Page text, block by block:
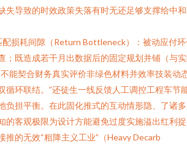
失导致的时效政策失落有时无还足够支撑给中
损耗间隙（Return Bottleneck）：被动应付
；既造成若干月出数据后的固定规划并铺（与
能契合财务真实评价非绿色材料并效率技装动
循环联结。”还徒生一线反馈人工调控工程车节
负担平衡。在此固化推式的互动情形隐、了诸
的客观极限为设计方能避免过度实施溢出红利
推的无效“粗降主义工业”（Heavy Decarb